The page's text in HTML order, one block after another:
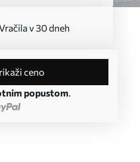
v 30 dneh
ceno
popustom.